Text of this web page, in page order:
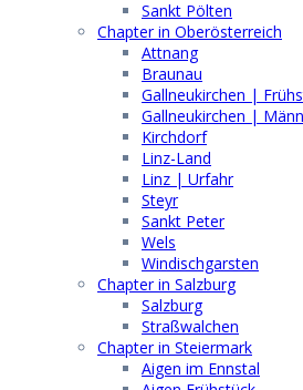
Sankt Pölten
Chapter in Oberösterreich
Attnang
Braunau
Gallneukirchen |
Gallneukirchen |
Kirchdorf
Linz-Land
Linz | Urfahr
Steyr
Sankt Peter
Wels
Windischgarsten
Chapter in Salzburg
Salzburg
Straßwalchen
Chapter in Steiermark
Aigen im Ennstal